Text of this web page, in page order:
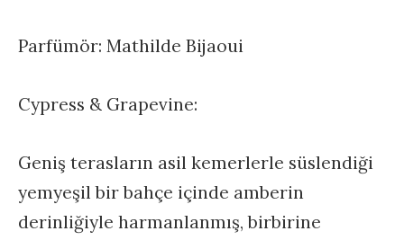
Parfümör: Mathilde Bijaoui
Cypress & Grapevine:
Geniş terasların asil kemerlerle süslendiği
yemyeşil bir bahçe içinde amberin
derinliğiyle harmanlanmış, birbirine